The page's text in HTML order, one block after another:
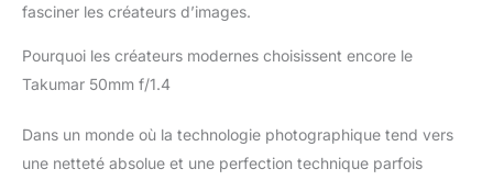
fasciner les créateurs d’images.
Pourquoi les créateurs modernes choisissent encore le
Takumar 50mm f/1.4
Dans un monde où la technologie photographique tend vers
une netteté absolue et une perfection technique parfois